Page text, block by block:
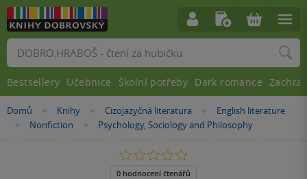
Nacházíte
Domů »Knihy »Cizojazyčná literatura »English literature
»
Nonfiction »Psychology, Sociology and Philosophy
0.0
z
5
0 hodnocení čtenářů
Vyhledávání
Bestsellery Učebnice Školní potřeby Dark romance